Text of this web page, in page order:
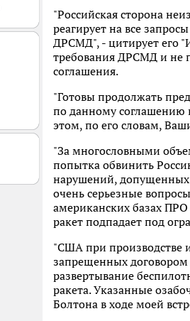
"Российская сторона
реагирует на все
ДРСМД", - цитирует его
требования ДРСМД и не
соглашения.
"Готовы продолжать
по данному соглашению
этом, по его словам,
"За многословными
попытка обвинить
нарушений, допущенных
очень серьезные
американских базах
ракет подпадает под
"США при производстве
запрещенных договором
развертывание
ракета. Указанные
Болтона в ходе моей